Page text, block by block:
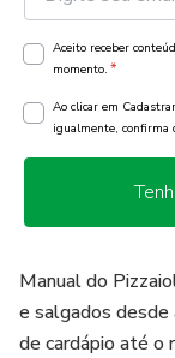
Aceito receber
momento. *
Ao clicar em
igualmente, confirma
Manual do
e salgados desde
de cardápio até o